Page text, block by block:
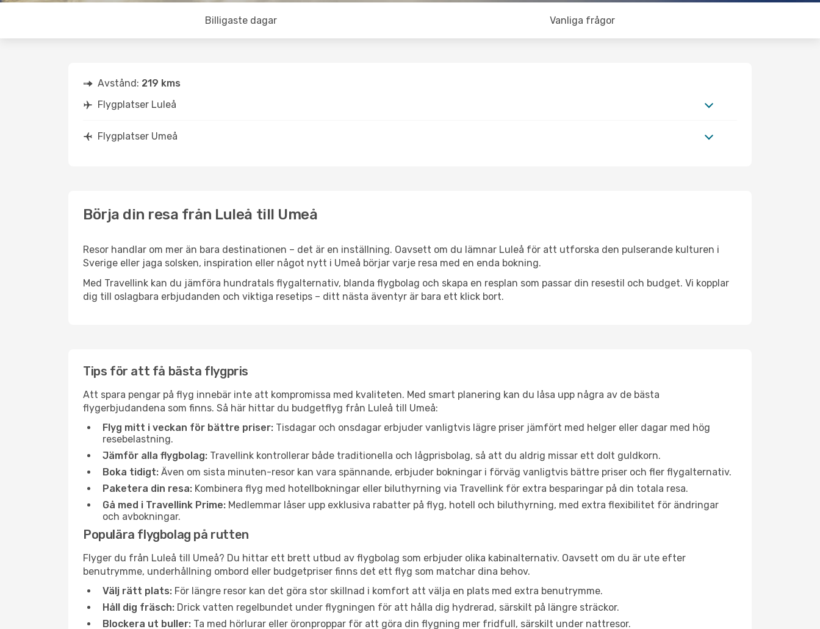
Billigaste dagar Vanliga frågor
Avstånd: 219 kms
Flygplatser Luleå
Flygplatser Umeå
Börja din resa från Luleå till Umeå
Resor handlar om mer än bara destinationen – det är en inställning. Oavsett om du lämnar Luleå för att utforska den pulserande kulturen i
Sverige eller jaga solsken, inspiration eller något nytt i Umeå börjar varje resa med en enda bokning.
Med Travellink kan du jämföra hundratals flygalternativ, blanda flygbolag och skapa en resplan som passar din resestil och budget. Vi kopplar
dig till oslagbara erbjudanden och viktiga resetips – ditt nästa äventyr är bara ett klick bort.
Tips för att få bästa flygpris
Att spara pengar på flyg innebär inte att kompromissa med kvaliteten. Med smart planering kan du låsa upp några av de bästa
flygerbjudandena som finns. Så här hittar du budgetflyg från Luleå till Umeå:
Flyg mitt i veckan för bättre priser: Tisdagar och onsdagar erbjuder vanligtvis lägre priser jämfört med helger eller dagar med hög
resebelastning.
Jämför alla flygbolag: Travellink kontrollerar både traditionella och lågprisbolag, så att du aldrig missar ett dolt guldkorn.
Boka tidigt: Även om sista minuten-resor kan vara spännande, erbjuder bokningar i förväg vanligtvis bättre priser och fler flygalternativ.
Paketera din resa: Kombinera flyg med hotellbokningar eller biluthyrning via Travellink för extra besparingar på din totala resa.
Gå med i Travellink Prime: Medlemmar låser upp exklusiva rabatter på flyg, hotell och biluthyrning, med extra flexibilitet för ändringar
och avbokningar.
Populära flygbolag på rutten
Flyger du från Luleå till Umeå? Du hittar ett brett utbud av flygbolag som erbjuder olika kabinalternativ. Oavsett om du är ute efter
benutrymme, underhållning ombord eller budgetpriser finns det ett flyg som matchar dina behov.
Välj rätt plats: För längre resor kan det göra stor skillnad i komfort att välja en plats med extra benutrymme.
Håll dig fräsch: Drick vatten regelbundet under flygningen för att hålla dig hydrerad, särskilt på längre sträckor.
Blockera ut buller: Ta med hörlurar eller öronproppar för att göra din flygning mer fridfull, särskilt under nattresor.